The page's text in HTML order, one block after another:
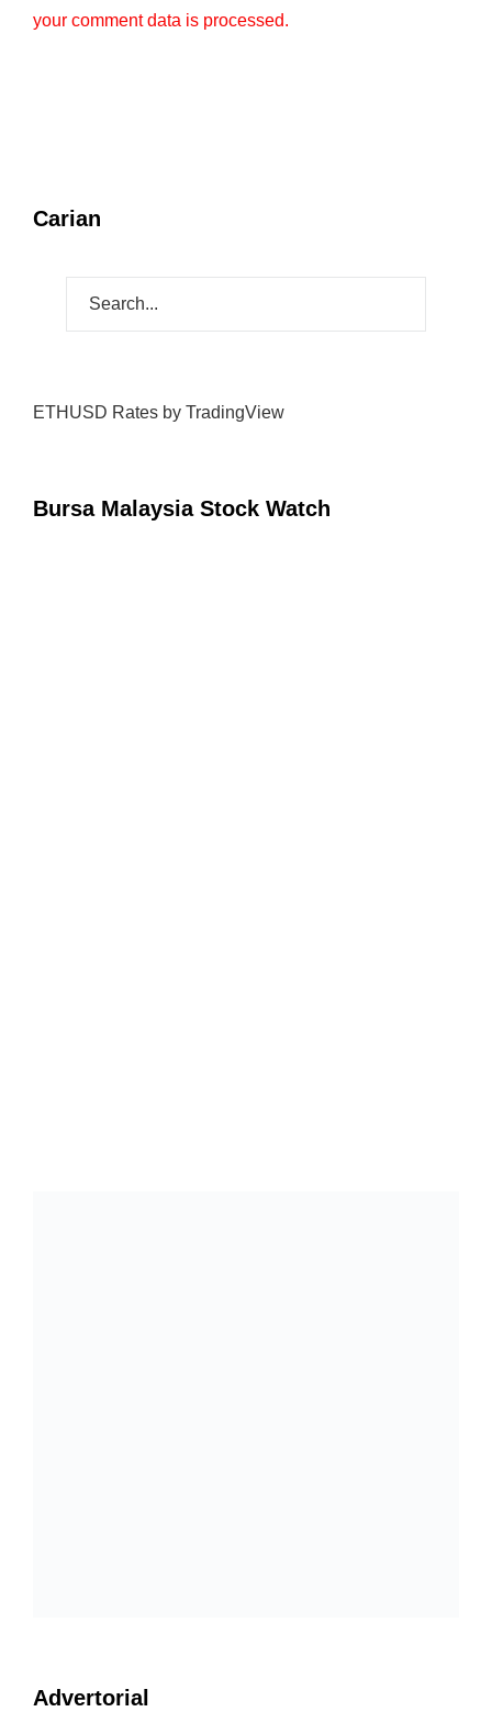
your comment data is processed.
Carian
ETHUSD Rates by TradingView
Bursa Malaysia Stock Watch
Advertorial